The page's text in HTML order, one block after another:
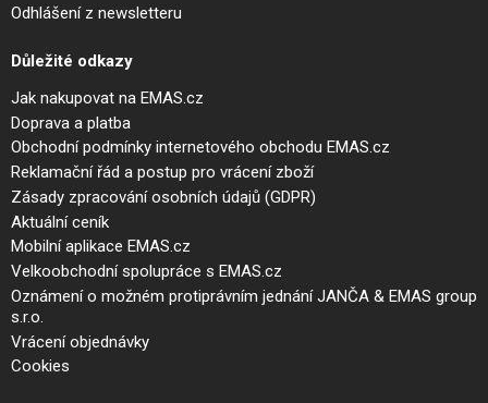
Odhlášení z newsletteru
Důležité odkazy
Jak nakupovat na EMAS.cz
Doprava a platba
Obchodní podmínky internetového obchodu EMAS.cz
Reklamační řád a postup pro vrácení zboží
Zásady zpracování osobních údajů (GDPR)
Aktuální ceník
Mobilní aplikace EMAS.cz
Velkoobchodní spolupráce s EMAS.cz
Oznámení o možném protiprávním jednání JANČA & EMAS group
s.r.o.
Vrácení objednávky
Cookies